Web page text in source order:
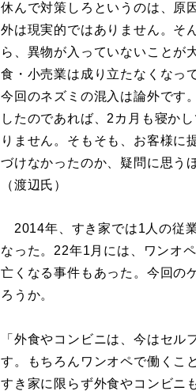
休んで対策しろというのは、原
外は現実的ではありません。そ
ら、異物が入っていないことが
食・小売業は成り立たなくなっ
今回のネズミの混入は論外です
したのであれば、2カ月も寝か
りません。そもそも、お客様に
づけなかったのか、疑問に思う
（渡辺氏）
2014年、すき家では1人の従
なった。22年1月には、ワンオ
亡くなる事件もあった。今回の
ろうか。
「外食やコンビニは、今はセ
す。もちろんワンオペで働くこ
すき家に限らず外食やコンビニ